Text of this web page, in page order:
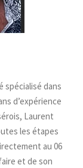
dans
d’expérience
Laurent
les étapes
au 06
et de son